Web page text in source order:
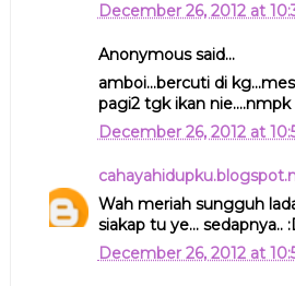
December 26, 2012 at
Anonymous said...
amboi...bercuti di
pagi2 tgk ikan nie....nmpk
December 26, 2012 at
Wah meriah sungguh
siakap tu ye... sedapnya..
December 26, 2012 at